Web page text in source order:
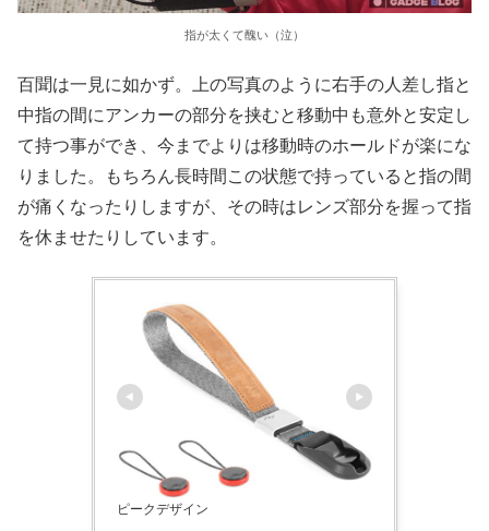
指が太くて醜い（泣）
百聞は一見に如かず。上の写真のように右手の人差し指と
中指の間にアンカーの部分を挟むと移動中も意外と安定し
て持つ事ができ、今までよりは移動時のホールドが楽にな
りました。もちろん長時間この状態で持っていると指の間
が痛くなったりしますが、その時はレンズ部分を握って指
を休ませたりしています。
ピークデザイン